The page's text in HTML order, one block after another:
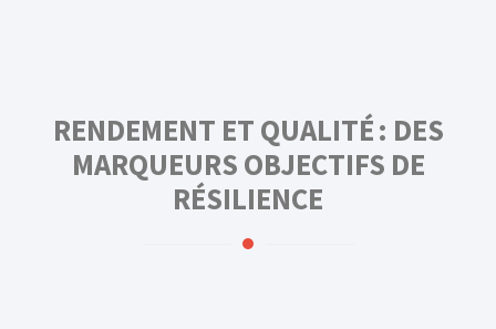
RENDEMENT ET QUALITÉ : DES
MARQUEURS OBJECTIFS DE
RÉSILIENCE